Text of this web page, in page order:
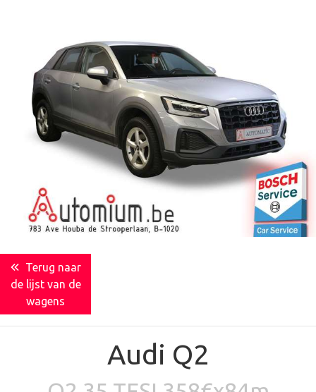
Terug naar
de lijst van de
wagens
Audi Q2